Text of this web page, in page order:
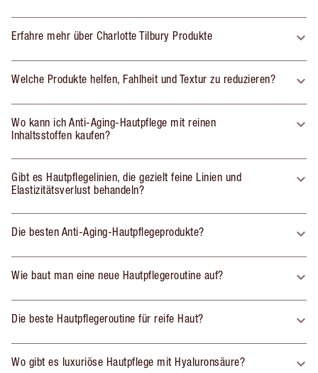
Erfahre mehr über Charlotte Tilbury Produkte
Welche Produkte helfen, Fahlheit und Textur zu reduzieren?
Wo kann ich Anti-Aging-Hautpflege mit reinen
Inhaltsstoffen kaufen?
Gibt es Hautpflegelinien, die gezielt feine Linien und
Elastizitätsverlust behandeln?
Die besten Anti-Aging-Hautpflegeprodukte?
Wie baut man eine neue Hautpflegeroutine auf?
Die beste Hautpflegeroutine für reife Haut?
Wo gibt es luxuriöse Hautpflege mit Hyaluronsäure?